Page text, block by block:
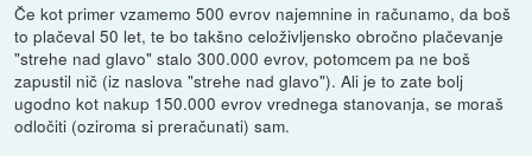
Če kot primer vzamemo 500 evrov najemnine in računamo, da boš
to plačeval 50 let, te bo takšno celoživljensko obročno plačevanje
"strehe nad glavo" stalo 300.000 evrov, potomcem pa ne boš
zapustil nič (iz naslova "strehe nad glavo"). Ali je to zate bolj
ugodno kot nakup 150.000 evrov vrednega stanovanja, se moraš
odločiti (oziroma si preračunati) sam.